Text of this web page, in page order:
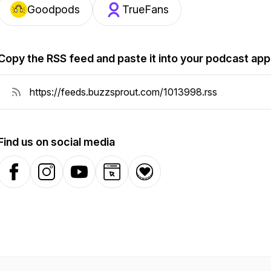
Goodpods TrueFans
the RSS feed and paste it into your podcast app
us on social media
FacebookInstagramYouTubeWebsiteDonation